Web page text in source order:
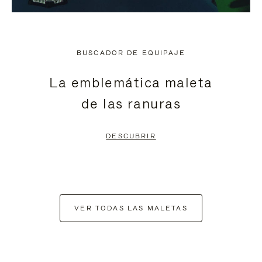
BUSCADOR DE EQUIPAJE
La emblemática maleta
de las ranuras
DESCUBRIR
VER TODAS LAS MALETAS